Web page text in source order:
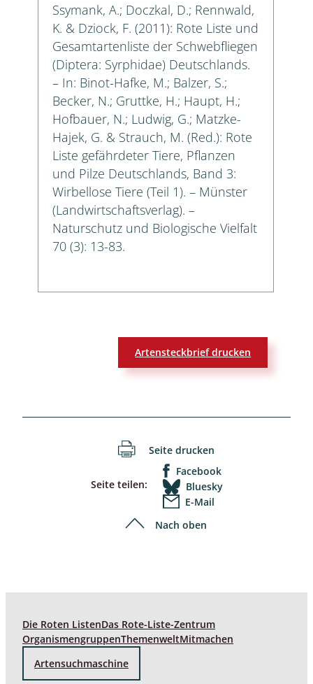
Ssymank, A.; Doczkal, D.; Rennwald,
K. & Dziock, F. (2011): Rote Liste und
Gesamtartenliste der Schwebfliegen
(Diptera: Syrphidae) Deutschlands.
– In: Binot-Hafke, M.; Balzer, S.;
Becker, N.; Gruttke, H.; Haupt, H.;
Hofbauer, N.; Ludwig, G.; Matzke-
Hajek, G. & Strauch, M. (Red.): Rote
Liste gefährdeter Tiere, Pflanzen
und Pilze Deutschlands, Band 3:
Wirbellose Tiere (Teil 1). – Münster
(Landwirtschaftsverlag). –
Naturschutz und Biologische Vielfalt
70 (3): 13-83.
Artensteckbrief drucken
Seite drucken
Seite teilen:
Facebook
Bluesky
E-Mail
Nach oben
Die Roten ListenDas Rote-Liste-Zentrum
OrganismengruppenThemenweltMitmachen
Artensuchmaschine